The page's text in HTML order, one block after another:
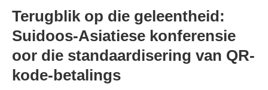
Terugblik op die geleentheid:
Suidoos-Asiatiese konferensie
oor die standaardisering van QR-
kode-betalings